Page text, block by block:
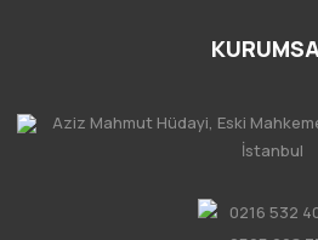
Aziz Mahmut Hüdayi, Eski
İstanbul
0216 532